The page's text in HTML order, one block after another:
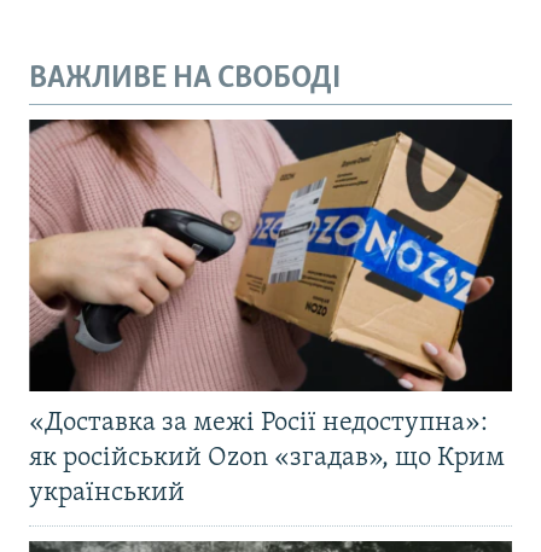
ВАЖЛИВЕ НА СВОБОДІ
«Доставка за межі Росії недоступна»:
як російський Ozon «згадав», що Крим
український